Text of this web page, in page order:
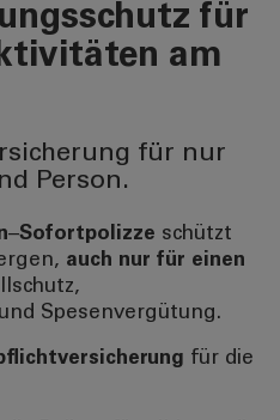
für
am
für nur
Person.
–Sofortpolizze schützt
auch nur für einen
Spesenvergütung.
für die